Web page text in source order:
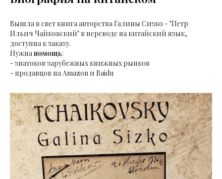
Вышла в свет книга авторства Галины Сизко - "Петр
Ильич Чайковский" в переводе на китайский язык,
доступна к заказу.
Нужнапомощь:
- знатоков зарубежных книжных рынков
- продавцов на Amazon и Baidu